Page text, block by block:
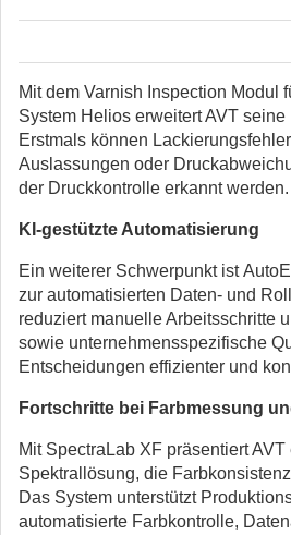
Mit dem Varnish Inspection Modul
System Helios erweitert AVT
Erstmals können
Auslassungen oder
der Druckkontrolle erkannt werden.
KI-gestützte Automatisierung
Ein weiterer Schwerpunkt ist
zur automatisierten Daten- und
reduziert manuelle Arbeitsschritte
sowie unternehmensspezifische
Entscheidungen effizienter und
Fortschritte bei Farbmessung
Mit SpectraLab XF präsentiert
Spektrallösung, die
Das System unterstützt
automatisierte Farbkontrolle,